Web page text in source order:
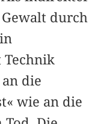
durch
Technik
die
wie an die